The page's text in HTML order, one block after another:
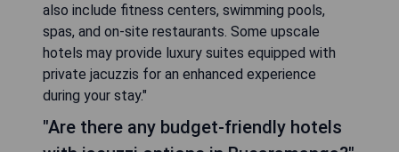
also include fitness centers, swimming pools,
spas, and on-site restaurants. Some upscale
hotels may provide luxury suites equipped with
private jacuzzis for an enhanced experience
during your stay."
"Are there any budget-friendly hotels